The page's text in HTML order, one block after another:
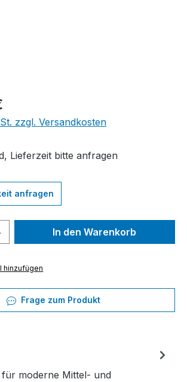
zzgl. Versandkosten
Lieferzeit bitte anfragen
anfragen
Gib den
In den Warenkorb
hinzufügen
Frage zum Produkt
moderne Mittel- und